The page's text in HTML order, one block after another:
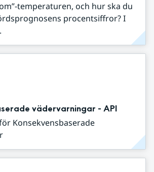
temperaturen, och hur ska du
procentsiffror? I
vädervarningar - API
Konsekvensbaserade